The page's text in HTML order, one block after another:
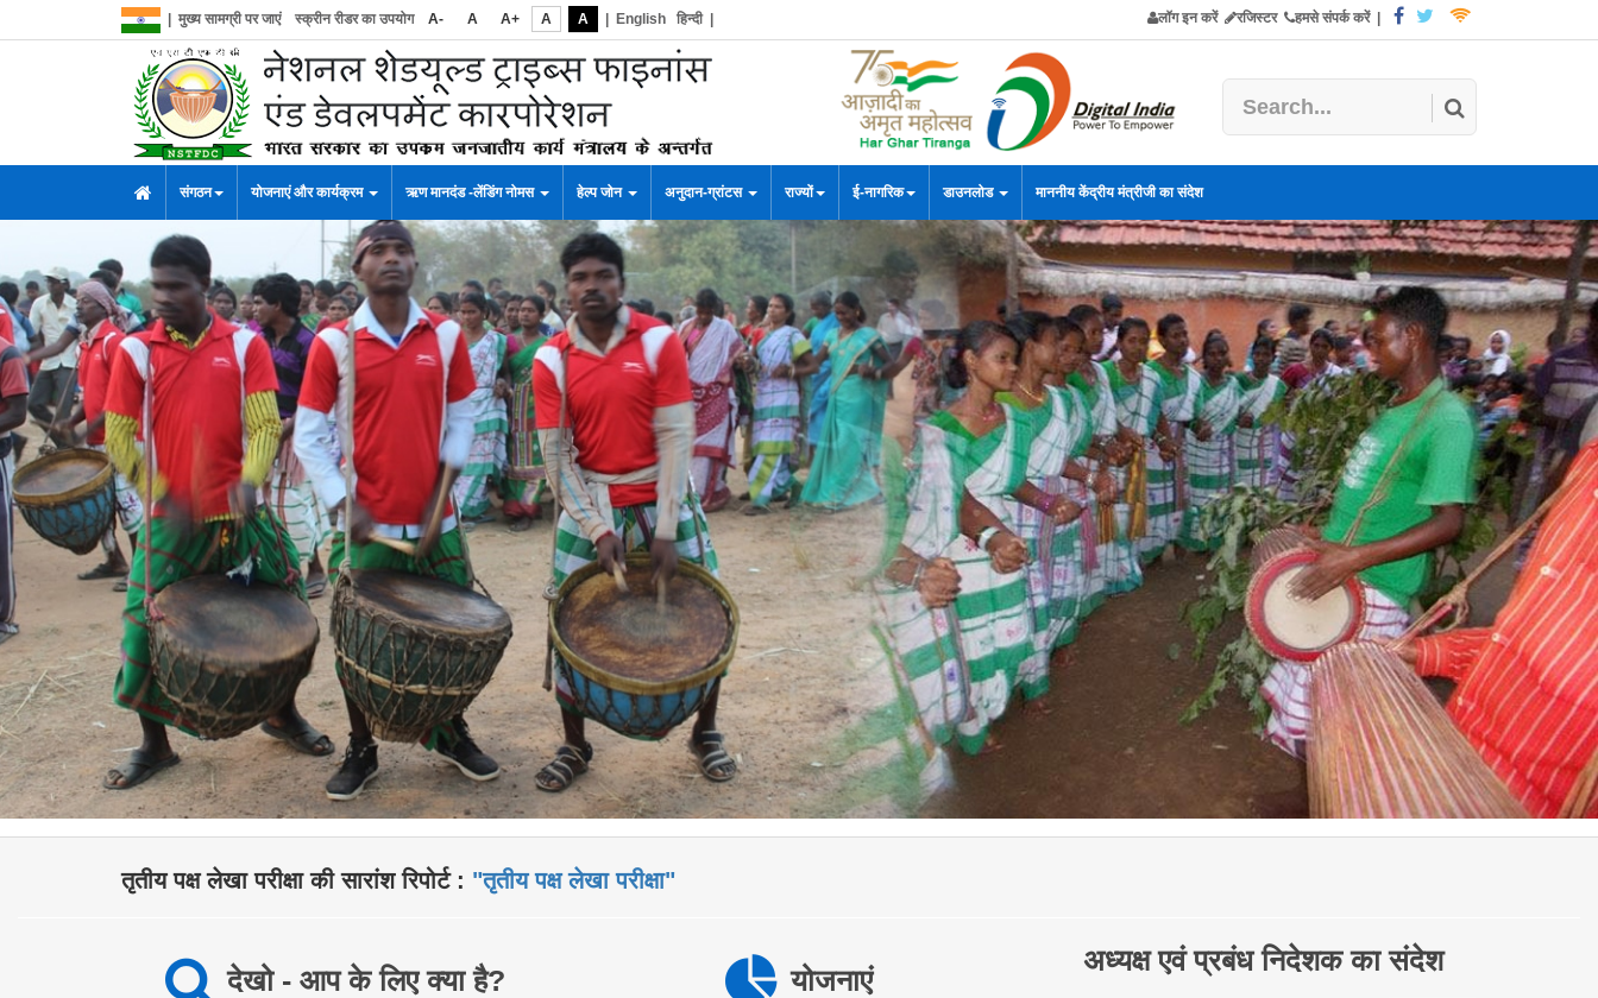
मुख्य सामग्री पर जाएं स्क्रीन रीडर का उपयोग A- A A+ A A English हिन्दी| लॉग इन करें रजिस्टर हमसे संपर्क करें|
संगठन योजनाएं और कार्यक्रम ऋण मानदंड -लेंडिंग नोमस हेल्प जोन अनुदान-ग्रांटस राज्यों ई-नागरिक डाउनलोड माननीय केंद्रीय मंत्रीजी का संदेश
तृतीय पक्ष लेखा परीक्षा की सारांश रिपोर्ट : "तृतीय पक्ष लेखा परीक्षा"
देखो - आप के लिए क्या है? योजनाएं
अध्यक्ष एवं प्रबंध निदेशक का संदेश